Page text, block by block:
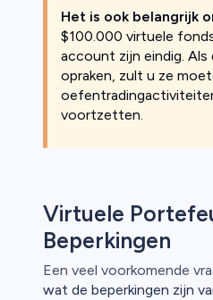
Het is ook belangrijk
$100.000 virtuele
account zijn eindig.
opraken, zult u ze
voortzetten.
Virtuele
Beperkingen
Een veel voorkomende
wat de beperkingen zijn